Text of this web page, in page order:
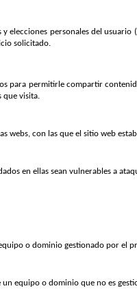
elecciones personales del usuario (
solicitado.
para permitirle compartir
que visita.
webs, con las que el sitio web
en ellas sean vulnerables a
o dominio gestionado por el
equipo o dominio que no es